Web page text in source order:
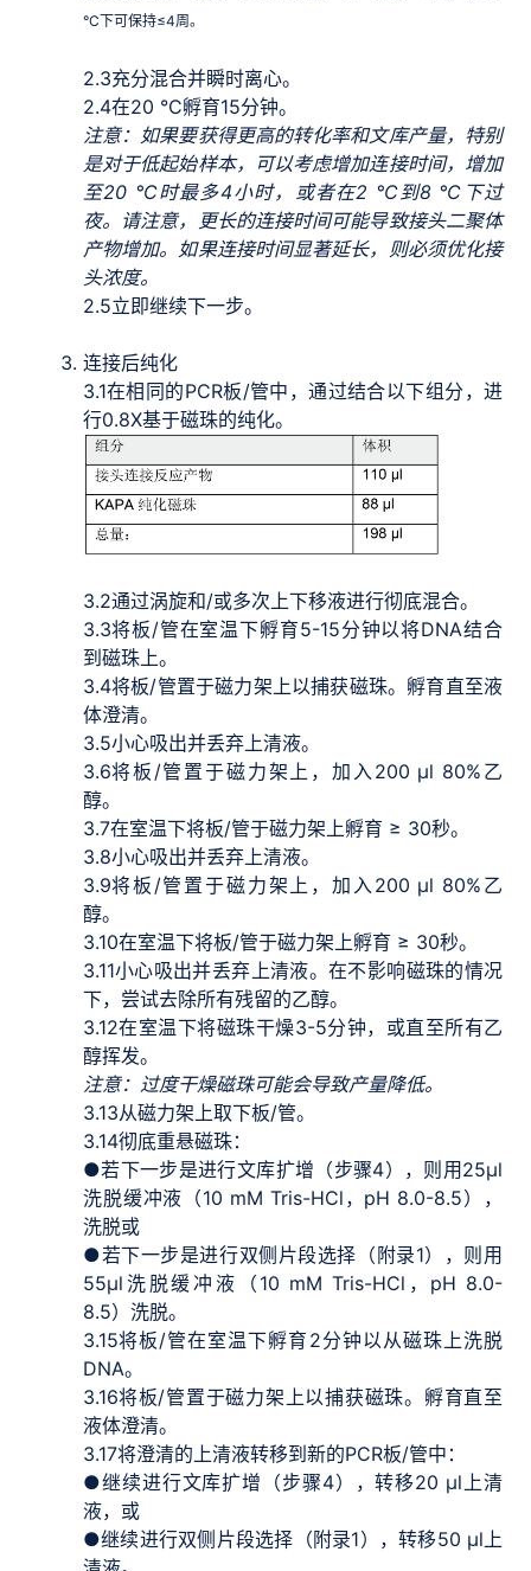
°C下可保持≤4周。
2.3充分混合并瞬时离心。
2.4在20 °C孵育15分钟。
注意：如果要获得更高的转化率和文库产量，特别
是对于低起始样本，可以考虑增加连接时间，增加
至20 °C时最多4小时，或者在2 °C到8 °C下过
夜。请注意，更长的连接时间可能导致接头二聚体
产物增加。如果连接时间显著延长，则必须优化接
头浓度。
2.5立即继续下一步。
连接后纯化
3.1在相同的PCR板/管中，通过结合以下组分，进
行0.8X基于磁珠的纯化。
3.2通过涡旋和/或多次上下移液进行彻底混合。
3.3将板/管在室温下孵育5-15分钟以将DNA结合
到磁珠上。
3.4将板/管置于磁力架上以捕获磁珠。孵育直至液
体澄清。
3.5小心吸出并丢弃上清液。
3.6将板/管置于磁力架上，加入200 μl 80%乙
醇。
3.7在室温下将板/管于磁力架上孵育 ≥ 30秒。
3.8小心吸出并丢弃上清液。
3.9将板/管置于磁力架上，加入200 μl 80%乙
醇。
3.10在室温下将板/管于磁力架上孵育 ≥ 30秒。
3.11小心吸出并丢弃上清液。在不影响磁珠的情况
下，尝试去除所有残留的乙醇。
3.12在室温下将磁珠干燥3-5分钟，或直至所有乙
醇挥发。
注意：过度干燥磁珠可能会导致产量降低。
3.13从磁力架上取下板/管。
3.14彻底重悬磁珠：
●若下一步是进行文库扩增（步骤4），则用25μl
洗脱缓冲液（10 mM Tris-HCl，pH 8.0-8.5），
洗脱或
●若下一步是进行双侧片段选择（附录1），则用
55μl洗脱缓冲液（10 mM Tris-HCl，pH 8.0-
8.5）洗脱。
3.15将板/管在室温下孵育2分钟以从磁珠上洗脱
DNA。
3.16将板/管置于磁力架上以捕获磁珠。孵育直至
液体澄清。
3.17将澄清的上清液转移到新的PCR板/管中：
●继续进行文库扩增（步骤4），转移20 μl上清
液，或
●继续进行双侧片段选择（附录1），转移50 μl上